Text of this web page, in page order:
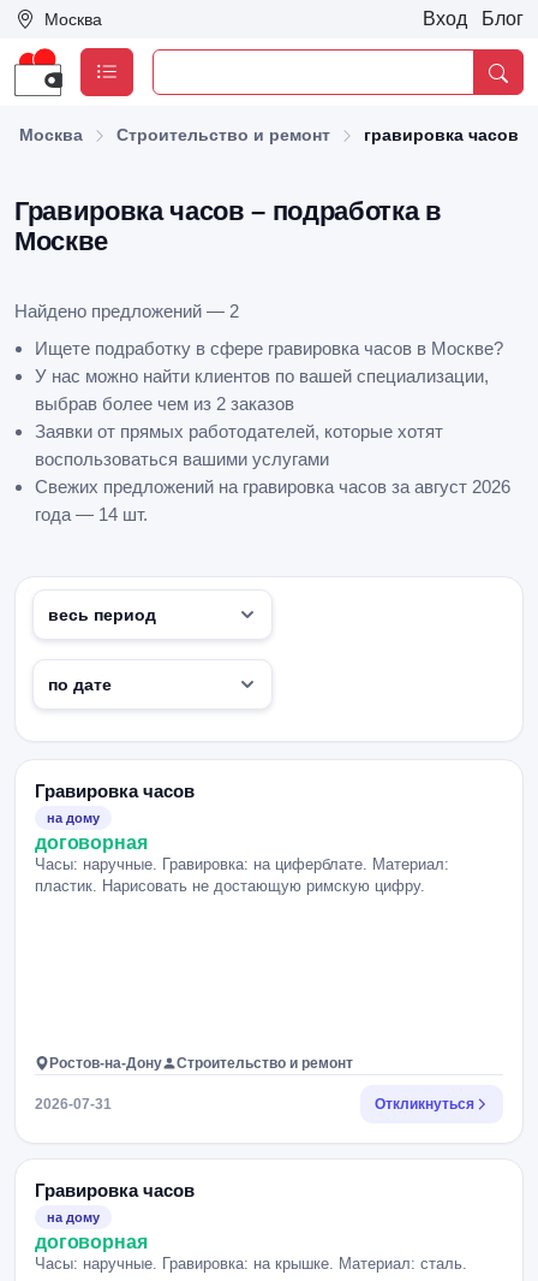
Москва Вход Блог
Москва Строительство и ремонт гравировка часов
Гравировка часов – подработка в
Москве
Найдено предложений — 2
Ищете подработку в сфере гравировка часов в Москве?
У нас можно найти клиентов по вашей специализации,
выбрав более чем из 2 заказов
Заявки от прямых работодателей, которые хотят
воспользоваться вашими услугами
Свежих предложений на гравировка часов за август 2026
года — 14 шт.
Гравировка часов
на дому
договорная
Часы: наручные. Гравировка: на циферблате. Материал:
пластик. Нарисовать не достающую римскую цифру.
Ростов-на-Дону Строительство и ремонт
2026-07-31 Откликнуться
Гравировка часов
на дому
договорная
Часы: наручные. Гравировка: на крышке. Материал: сталь.